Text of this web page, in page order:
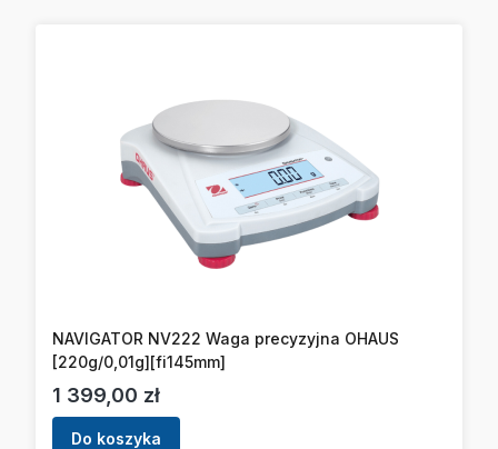
NAVIGATOR NV222 Waga precyzyjna OHAUS
[220g/0,01g][fi145mm]
Cena
1 399,00 zł
Do koszyka